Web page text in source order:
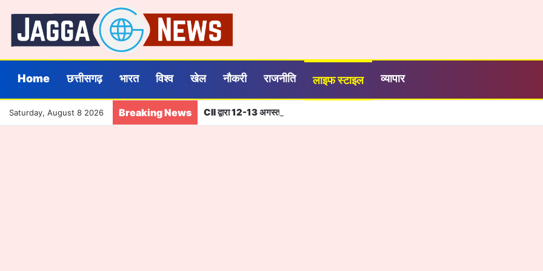
Home छत्तीसगढ़ भारत विश्व खेल नौकरी राजनीति लाइफ स्टाइल व्यापार
Saturday, August 8 2026 Breaking News CII द्वारा 12-13 अगस्त को रायपुर में होगा ग्रीन स्टील एवं माइनिंग समिट 2026 का आयोजन